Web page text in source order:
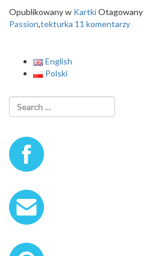
Opublikowany w KartkiOtagowany
Passion,tekturka 11 komentarzy
English
Polski